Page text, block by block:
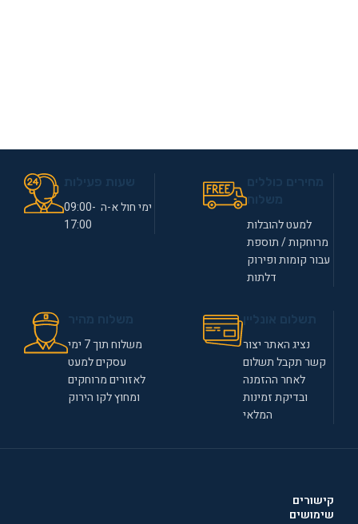
למעט להובלות
מרוחקות / תוספת
עבור קומות ופירוק
דלתות
ימי חול א-ה 09:00-
17:00
נציג האתר יצור
קשר תקבל תשלום
לאחר ההזמנה
ובדיקת זמינות
המלאי
משלוח תוך 7 ימי
עסקים למעט
לאזורים מרוחקים
ומחוץ לקו הירוק
קישורים
שימושים